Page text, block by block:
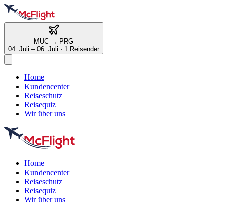
MUC → PRG
04. Juli – 06. Juli · 1 Reisender
Home
Kundencenter
Reiseschutz
Reisequiz
Wir über uns
Home
Kundencenter
Reiseschutz
Reisequiz
Wir über uns